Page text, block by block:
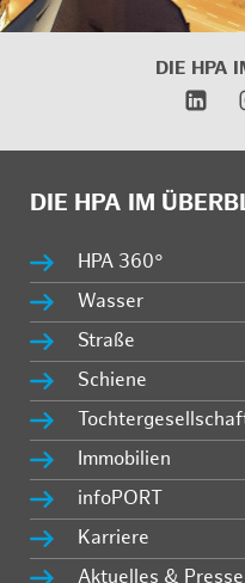
DIE HPA
DIE HPA IM
HPA 360°
Wasser
Straße
Schiene
Immobilien
infoPORT
Karriere
Aktuelles & Presse